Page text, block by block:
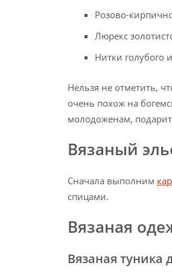
Розово-
Люрекс
Нитки голубого
Нельзя не отметить,
очень похож на
молодоженам,
Вязаный
Сначала выполним
спицами.
Вязаная
Вязаная туника